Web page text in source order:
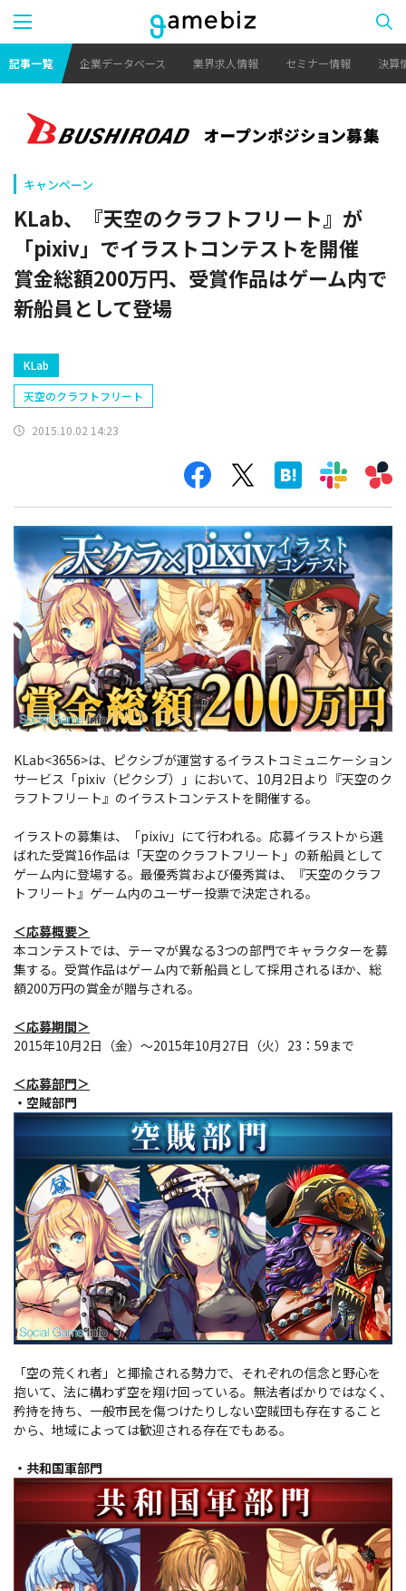
記事一覧 企業データベース 業界求人情報 セミナー情報 決算
キャンペーン
KLab、『天空のクラフトフリート』が
「pixiv」でイラストコンテストを開催
賞金総額200万円、受賞作品はゲーム内で
新船員として登場
KLab
天空のクラフトフリート
2015.10.02 14:23
KLab<3656>は、ピクシブが運営するイラストコミュニケーション
サービス「pixiv（ピクシブ）」において、10月2日より『天空のク
ラフトフリート』のイラストコンテストを開催する。
イラストの募集は、「pixiv」にて行われる。応募イラストから選
ばれた受賞16作品は「天空のクラフトフリート」の新船員として
ゲーム内に登場する。最優秀賞および優秀賞は、『天空のクラフ
トフリート』ゲーム内のユーザー投票で決定される。
＜応募概要＞
本コンテストでは、テーマが異なる3つの部門でキャラクターを募
集する。受賞作品はゲーム内で新船員として採用されるほか、総
額200万円の賞金が贈与される。
＜応募期間＞
2015年10月2日（金）～2015年10月27日（火）23：59まで
＜応募部門＞
・空賊部門
「空の荒くれ者」と揶揄される勢力で、それぞれの信念と野心を
抱いて、法に構わず空を翔け回っている。無法者ばかりではなく、
矜持を持ち、一般市民を傷つけたりしない空賊団も存在すること
から、地域によっては歓迎される存在でもある。
・共和国軍部門